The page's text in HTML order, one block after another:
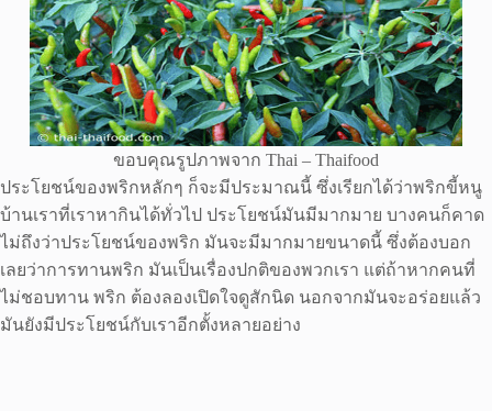
ขอบคุณรูปภาพจาก Thai – Thaifood
ประโยชน์ของพริกหลักๆ ก็จะมีประมาณนี้ ซึ่งเรียกได้ว่าพริกขี้หนู
บ้านเราที่เราหากินได้ทั่วไป ประโยชน์มันมีมากมาย บางคนก็คาด
ไม่ถึงว่าประโยชน์ของพริก มันจะมีมากมายขนาดนี้ ซึ่งต้องบอก
เลยว่าการทานพริก มันเป็นเรื่องปกติของพวกเรา แต่ถ้าหากคนที่
ไม่ชอบทาน พริก ต้องลองเปิดใจดูสักนิด นอกจากมันจะอร่อยแล้ว
มันยังมีประโยชน์กับเราอีกตั้งหลายอย่าง